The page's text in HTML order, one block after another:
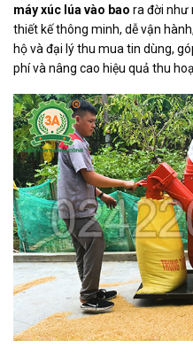
máy xúc lúa vào bao ra đời như
thiết kế thông minh, dễ vận
hộ và đại lý thu mua tin dùng,
phí và nâng cao hiệu quả thu